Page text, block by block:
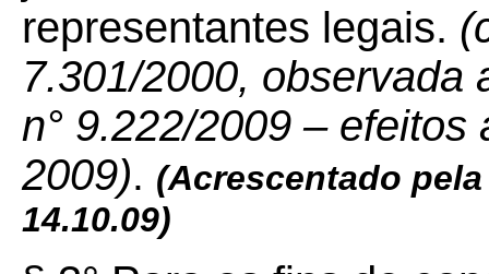
representantes legais.
7.301/2000, observada
n° 9.222/2009 –
2009). (Acrescentado
14.10.09)